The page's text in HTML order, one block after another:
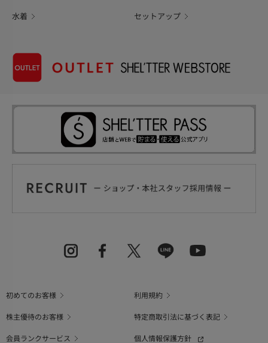
水着 セットアップ
初めてのお客様
利用規約
株主優待のお客様
特定商取引法に基づく表記
会員ランクサービス
個人情報保護方針